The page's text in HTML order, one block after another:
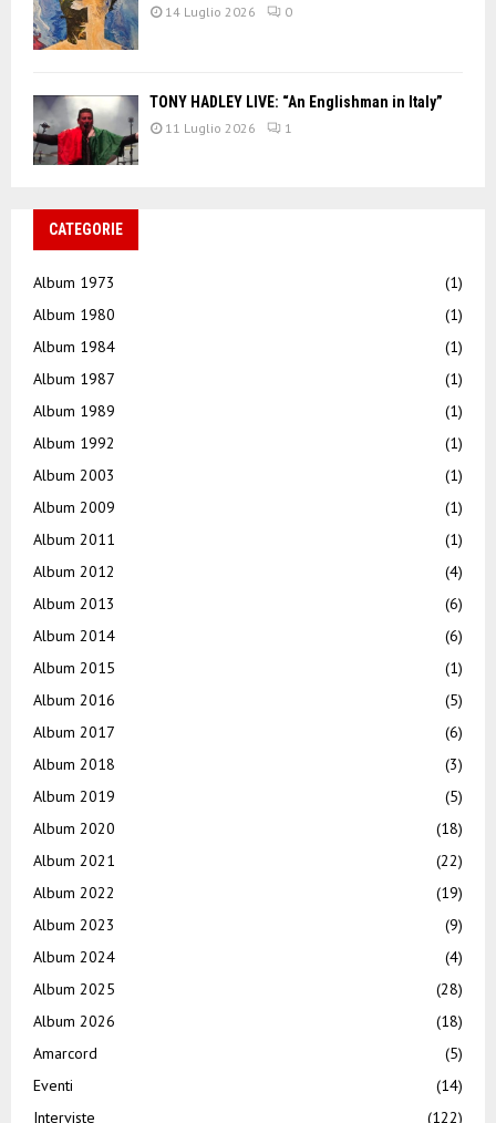
14 Luglio 2026 0
TONY HADLEY LIVE: “An Englishman in Italy”
11 Luglio 2026 1
CATEGORIE
Album 1973
(1)
Album 1980
(1)
Album 1984
(1)
Album 1987
(1)
Album 1989
(1)
Album 1992
(1)
Album 2003
(1)
Album 2009
(1)
Album 2011
(1)
Album 2012
(4)
Album 2013
(6)
Album 2014
(6)
Album 2015
(1)
Album 2016
(5)
Album 2017
(6)
Album 2018
(3)
Album 2019
(5)
Album 2020
(18)
Album 2021
(22)
Album 2022
(19)
Album 2023
(9)
Album 2024
(4)
Album 2025
(28)
Album 2026
(18)
Amarcord
(5)
Eventi
(14)
Interviste
(122)